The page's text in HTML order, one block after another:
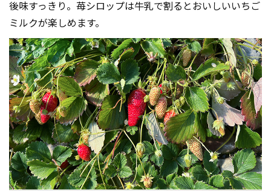
後味すっきり。苺シロップは牛乳で割るとおいしいいちご
ミルクが楽しめます。